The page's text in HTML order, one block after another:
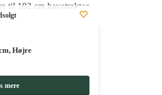
Højre
mere